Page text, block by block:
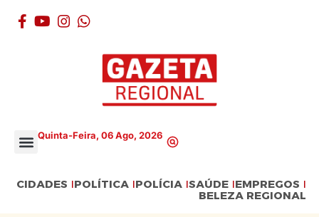
Quinta-Feira, 06 Ago, 2026
CIDADES POLÍTICA POLÍCIA SAÚDE EMPREGOS
BELEZA REGIONAL